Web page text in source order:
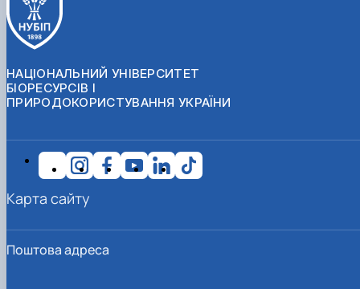
НАЦІОНАЛЬНИЙ УНІВЕРСИТЕТ
БІОРЕСУРСІВ І
ПРИРОДОКОРИСТУВАННЯ УКРАЇНИ
Поштова адреса
Карта сайту